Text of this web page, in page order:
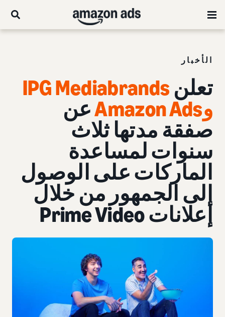
الأخبار
تعلن IPG Mediabrands
وAmazon Ads
عن
صفقة مدتها ثلاث
سنوات لمساعدة
الماركات على الوصول
إلى الجمهور من خلال
إعلانات Prime Video